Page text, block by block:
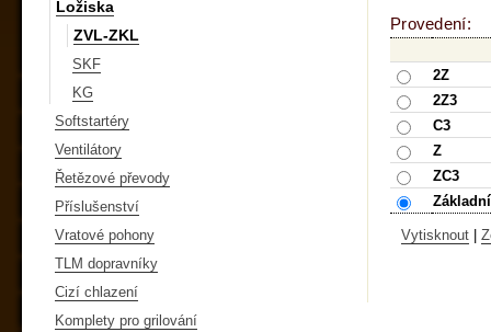
Ložiska
ZVL-ZKL
SKF
KG
Softstartéry
Ventilátory
Řetězové převody
Příslušenství
Vratové pohony
TLM dopravníky
Cizí chlazení
Komplety pro grilování
Provedení:
2Z
2Z3
C3
Z
ZC3
Vytisknout